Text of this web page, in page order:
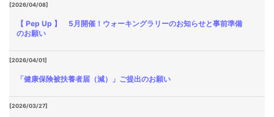
[2026/04/08]
【 Pep Up 】 5月開催！ウォーキングラリーのお知らせと事前準備
のお願い
[2026/04/01]
「健康保険被扶養者届（減）」ご提出のお願い
[2026/03/27]